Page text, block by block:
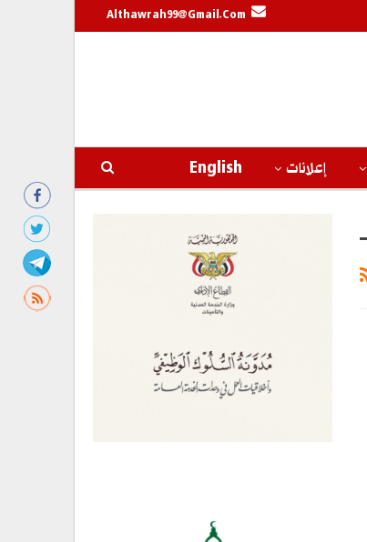
Althawrah99@gmail.com
إعلانات English